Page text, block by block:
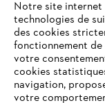
Notre site internet
technologies de
des cookies
fonctionnement
votre
cookies
navigation,
votre